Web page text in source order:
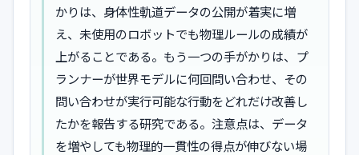
かりは、身体性軌道データの公開が着実に増
え、未使用のロボットでも物理ルールの成績が
上がることである。もう一つの手がかりは、プ
ランナーが世界モデルに何回問い合わせ、その
問い合わせが実行可能な行動をどれだけ改善し
たかを報告する研究である。注意点は、データ
を増やしても物理的一貫性の得点が伸びない場